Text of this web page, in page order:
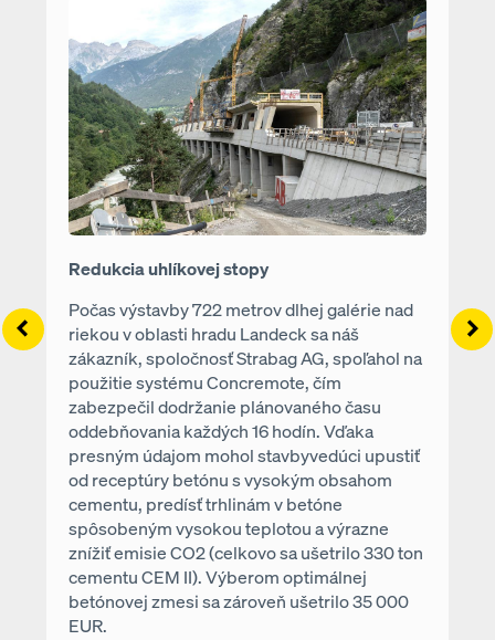
Redukcia uhlíkovej stopy
Počas výstavby 722 metrov dlhej galérie nad
riekou v oblasti hradu Landeck sa náš
zákazník, spoločnosť Strabag AG, spoľahol na
použitie systému Concremote, čím
zabezpečil dodržanie plánovaného času
oddebňovania každých 16 hodín. Vďaka
presným údajom mohol stavbyvedúci upustiť
od receptúry betónu s vysokým obsahom
cementu, predísť trhlinám v betóne
spôsobeným vysokou teplotou a výrazne
znížiť emisie CO2 (celkovo sa ušetrilo 330 ton
cementu CEM II). Výberom optimálnej
betónovej zmesi sa zároveň ušetrilo 35 000
EUR.
Left